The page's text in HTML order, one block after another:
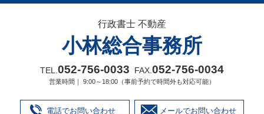
行政書士 不動産
小林総合事務所
TEL. 052‐756‐0033 FAX. 052‐756‐0034
営業時間｜ 9:00～18:00（事前予約で時間外も対応可能）
電話でお問い合わせ メールでお問い合わせ